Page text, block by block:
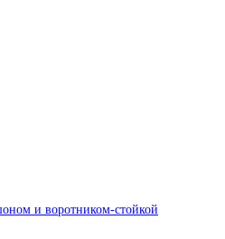
и воротником-стойкой